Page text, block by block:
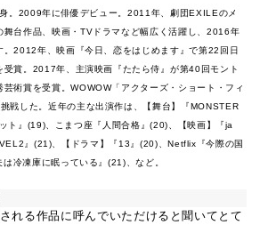
。2009年に俳優デビュー。2011年、劇団EXILEのメ
舞台作品、映画・TVドラマなど幅広く活躍し、2016年
。2012年、映画『今日、恋をはじめます』で第22回日
受賞。2017年、主演映画『たたら侍』が第40回モント
芸術賞を受賞。WOWOW「アクターズ・ショート・フィ
戦した。近年の主な出演作は、【舞台】『MONSTER
ト』(19)、こまつ座『人間合格』(20)、【映画】『ja
』(21)、【ドラマ】『13』(20)、Netflix『今際の国
冷凍庫に眠っている』(21)、など。
れる作品に呼んでいただけると聞いてとて